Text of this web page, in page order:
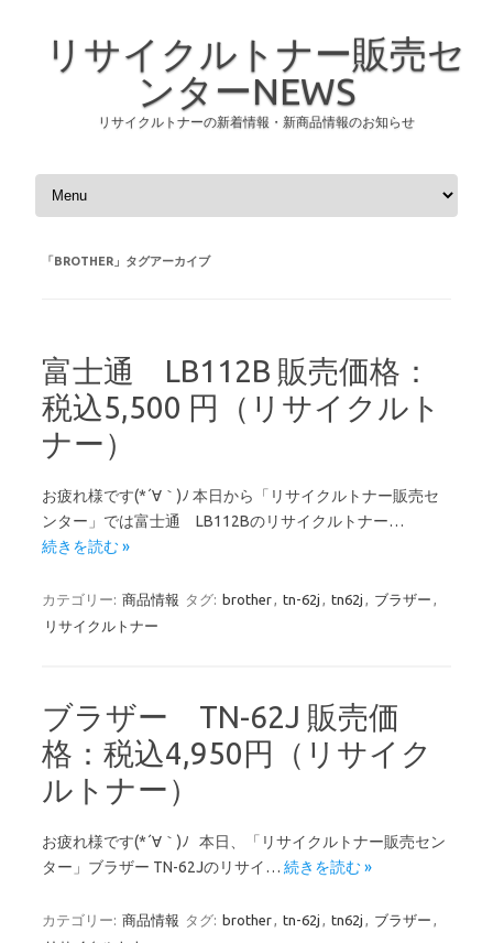
リサイクルトナー販売セ
ンターNEWS
リサイクルトナーの新着情報・新商品情報のお知らせ
コンテンツへスキップ
「BROTHER 」タグアーカイブ
富士通 LB112B 販売価格：
税込5,500 円（リサイクルト
ナー）
お疲れ様です(*´∀｀)ﾉ 本日から「リサイクルトナー販売セ
ンター」では富士通 LB112Bのリサイクルトナー…
続きを読む »
カテゴリー: 商品情報 タグ: brother, tn-62j , tn62j , ブラザー ,
リサイクルトナー
ブラザー TN-62J 販売価
格：税込4,950円（リサイク
ルトナー）
お疲れ様です(*´∀｀)ﾉ 本日、「リサイクルトナー販売セン
ター」ブラザー TN-62Jのリサイ… 続きを読む »
カテゴリー: 商品情報 タグ: brother, tn-62j , tn62j , ブラザー ,